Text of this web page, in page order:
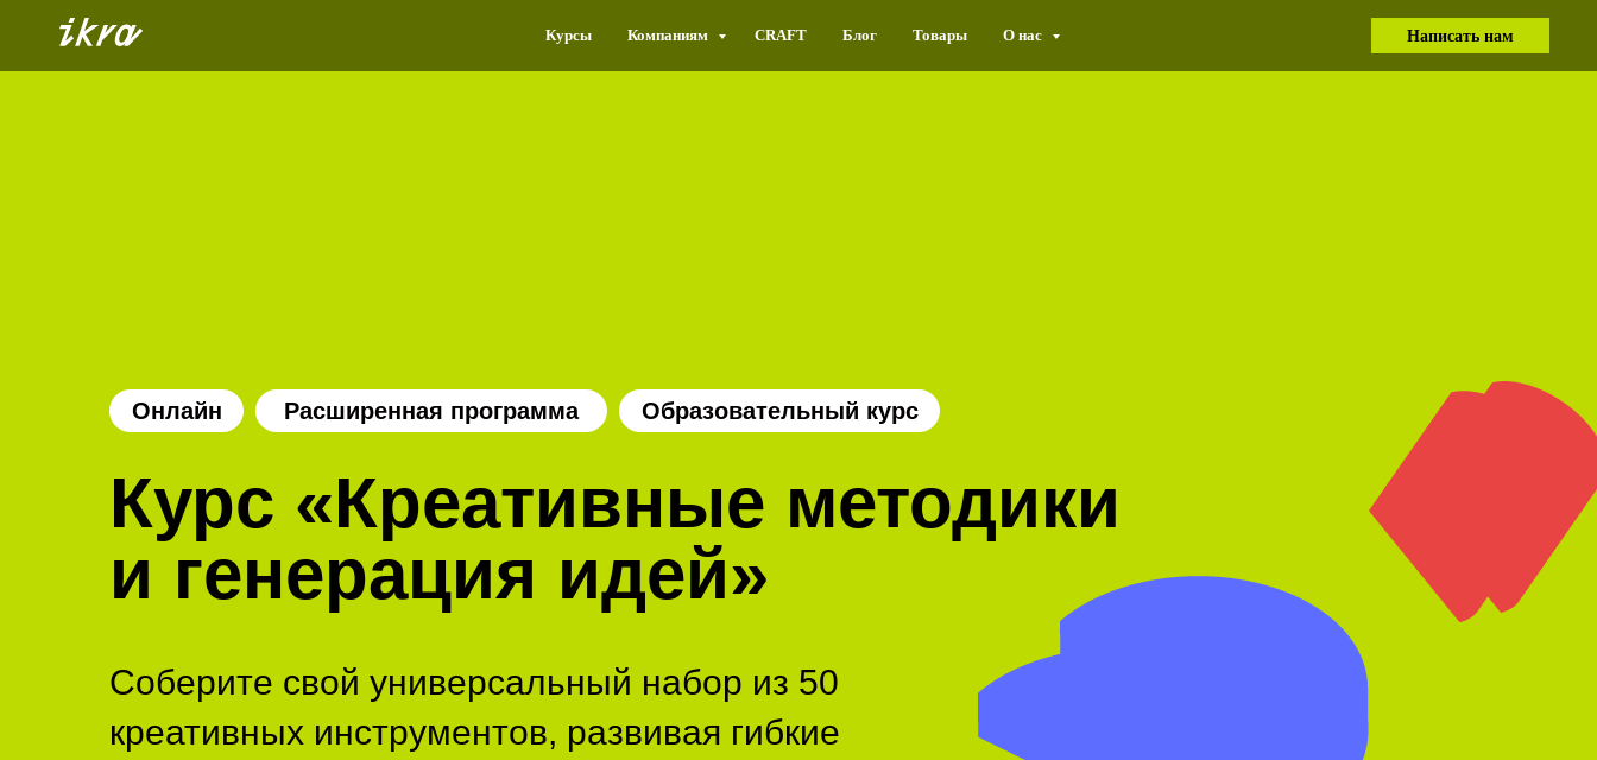
Курсы Компаниям CRAFT Блог Товары О нас Написать нам
Курс «Креативные методики
и генерация идей»
Соберите свой универсальный набор из 50
креативных инструментов, развивая гибкие
Образовательный курс
Расширенная программа
Онлайн